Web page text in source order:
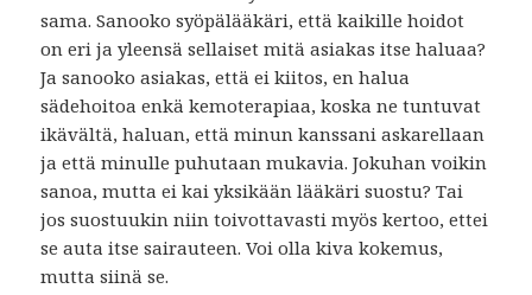
sama. Sanooko syöpälääkäri, että kaikille hoidot
on eri ja yleensä sellaiset mitä asiakas itse haluaa?
Ja sanooko asiakas, että ei kiitos, en halua
sädehoitoa enkä kemoterapiaa, koska ne tuntuvat
ikävältä, haluan, että minun kanssani askarellaan
ja että minulle puhutaan mukavia. Jokuhan voikin
sanoa, mutta ei kai yksikään lääkäri suostu? Tai
jos suostuukin niin toivottavasti myös kertoo, ettei
se auta itse sairauteen. Voi olla kiva kokemus,
mutta siinä se.